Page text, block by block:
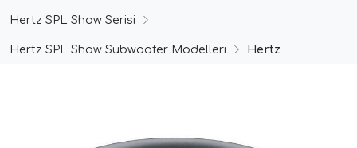
Hertz SPL Show Serisi
Hertz SPL Show Subwoofer Modelleri Hertz